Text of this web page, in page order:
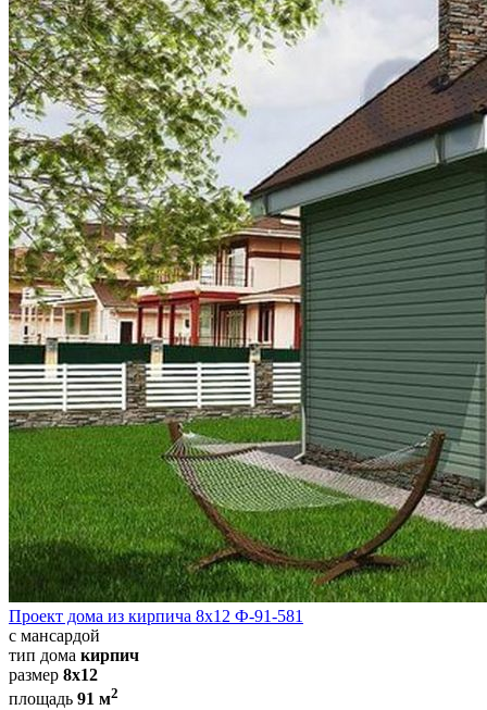
Проект дома из кирпича 8х12 Ф-91-581
с мансардой
тип дома кирпич
размер 8х12
площадь 91 м2